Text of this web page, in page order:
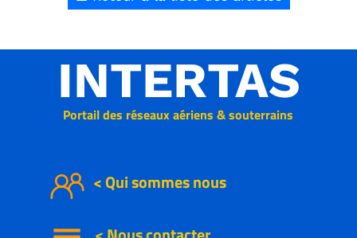
INTERTAS
< Qui sommes nous
Portail des réseaux aériens & souterrains